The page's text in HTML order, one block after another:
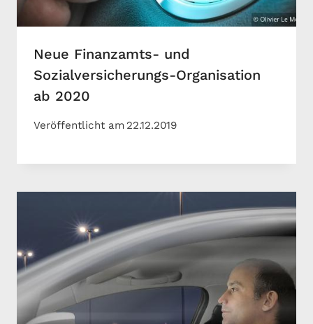
Neue Finanzamts- und
Sozialversicherungs-Organisation
ab 2020
Veröffentlicht am 22.12.2019